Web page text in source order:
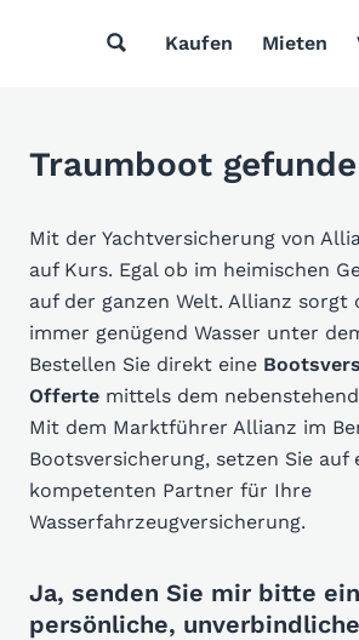
Kaufen Mieten
Traumboot
Mit der Yachtversicherung von
auf Kurs. Egal ob im heimischen
auf der ganzen Welt. Allianz sorgt
immer genügend Wasser unter
Bestellen Sie direkt eine
Offerte mittels dem
Mit dem Marktführer Allianz im
Bootsversicherung, setzen Sie auf
kompetenten Partner für Ihre
Wasserfahrzeugversicherung.
Ja, senden Sie mir bitte
persönliche, unverbindliche